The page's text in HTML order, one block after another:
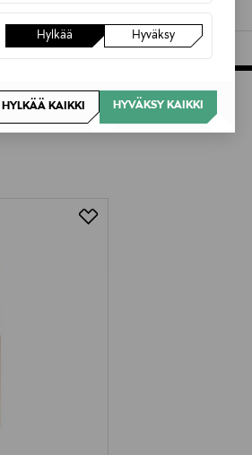
Hylkää Hyväksy
HYLKÄÄ KAIKKI HYVÄKSY KAIKKI